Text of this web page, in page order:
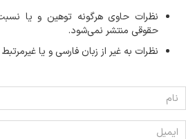
نظرات حاوی هرگونه توهین و یا
حقوقی منتشر نمی‌شود.
نظرات به غیر از زبان فارسی و یا